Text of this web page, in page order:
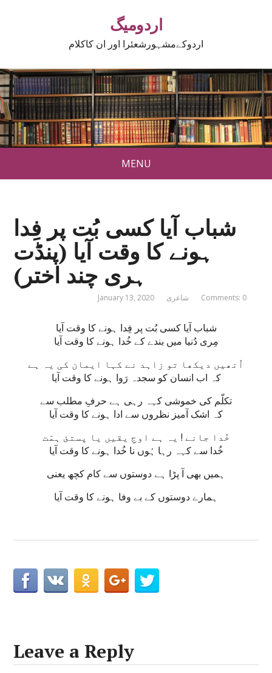
اردومیگ
اردوکےمشہورشعئرا اور ان کاکلام
MENU
شباب آیا کسی بُت پر فِدا
ہونے کا وقت آیا (پنڈت
ہری چند اختر)
January 13, 2020 شاعری Comments: 0
شباب آیا کسی بُت پر فِدا ہونے کا وقت آیا
مِری دُنیا میں بندے کے خُدا ہونے کا وقت آیا
اُنھیں دیکھا تو زاہد نے کہا ایمان کی یہ ہے
کہ اب انسان کو سجدہ رَوا ہونے کا وقت آیا
تکلّم کی خموشی کہہ رہی ہے حرفِ مطلب سے
کہ اشک آمیز نظروں سے ادا ہونے کا وقت آیا
خُدا جانے ! یہ ہے اوجِ یقیں یا پستئ ہمّت
خُدا سے کہہ رہا ہُوں نا خُدا ہونے کا وقت آیا
ہمیں بھی آ پڑا ہے دوستوں سے کام کچھ یعنی
ہمارے دوستوں کے بے وفا ہونے کا وقت آیا
Leave a Reply